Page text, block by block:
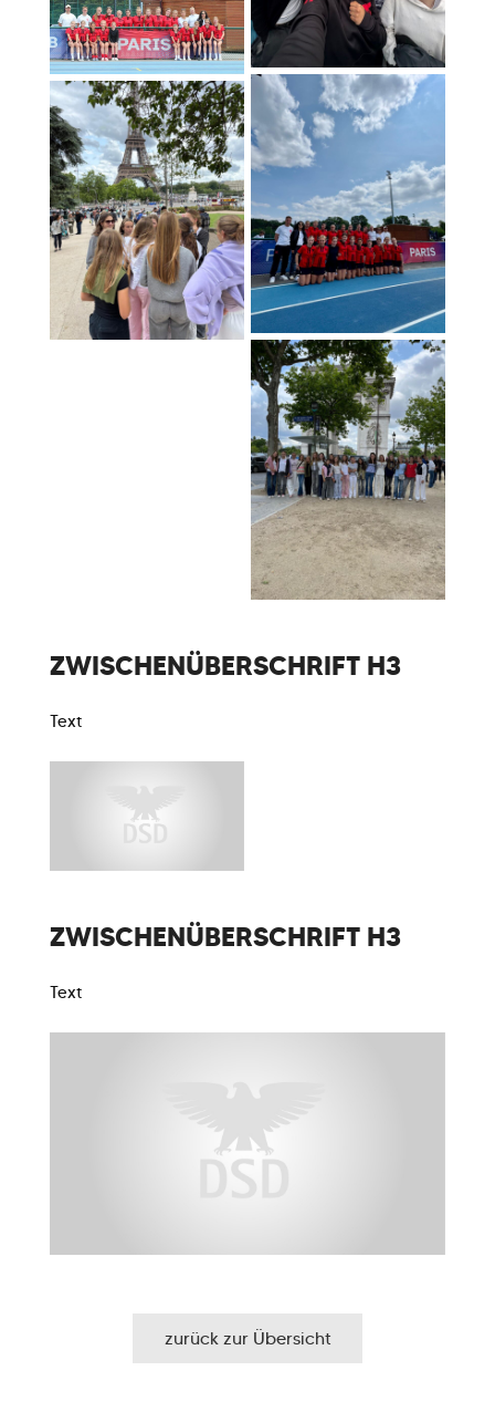
ZWISCHENÜBERSCHRIFT H3
Text
ZWISCHENÜBERSCHRIFT H3
Text
zurück zur Übersicht